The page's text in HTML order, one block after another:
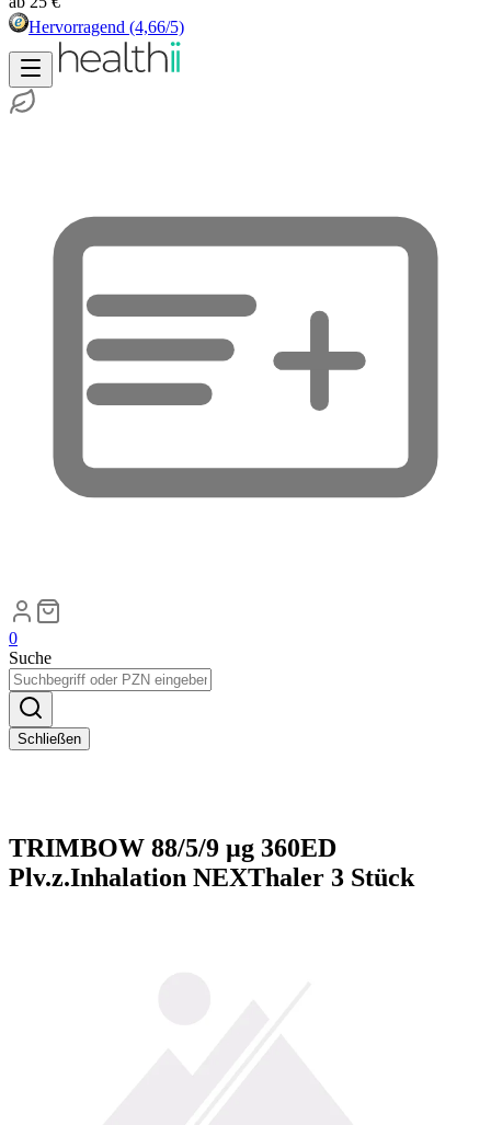
Hervorragend (4,66/5)
0
Suche
Schließen
TRIMBOW 88/5/9 µg 360ED
Plv.z.Inhalation NEXThaler 3 Stück